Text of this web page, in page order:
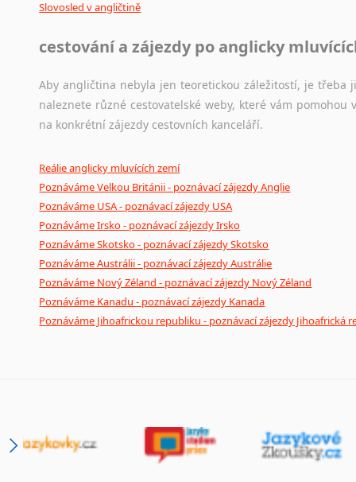
Slovosled v angličtině
cestování a zájezdy po anglicky
Aby angličtina nebyla jen teoretickou záležitostí, je
naleznete různé cestovatelské weby, které vám
na konkrétní zájezdy cestovních kanceláří.
Reálie anglicky mluvících zemí
Poznáváme Velkou Británii - poznávací zájezdy Anglie
Poznáváme USA - poznávací zájezdy USA
Poznáváme Irsko - poznávací zájezdy Irsko
Poznáváme Skotsko - poznávací zájezdy Skotsko
Poznáváme Austrálii - poznávací zájezdy Austrálie
Poznáváme Nový Zéland - poznávací zájezdy Nový Zéland
Poznáváme Kanadu - poznávací zájezdy Kanada
Poznáváme Jihoafrickou republiku - poznávací zájezdy Jihoafrická